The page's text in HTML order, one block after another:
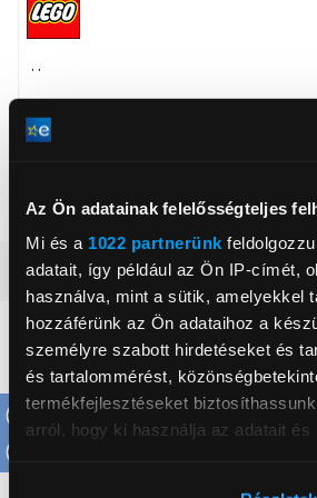
Az Ön adatainak felelősségteljes
Mi és a 1022 partnerünk
adatait, így például az Ön IP-címét,
használva, mint a sütik, amelyekkel
hozzáférünk az Ön adataihoz a
személyre szabott hirdetéseket és
és tartalommérést,
termékfejlesztéseket
arról, hogy ki használja az adatait és
Életkor
Érdeklődési kör
Kreatív
Részletes ismertető
Neked